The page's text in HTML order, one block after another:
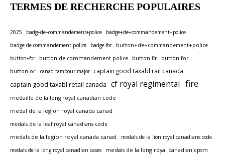
TERMES DE RECHERCHE POPULAIRES
2025 badg+de+commandement+police
badge+de+commandement+police
badge de commandement police
badge for
button+de+commandement+police
button+for
button de commandement police button fir
button for
button or
canad tambour major captain good taxabl rail canada
captain good taxabl retail canada cf royal regimental fire
medaille de la long royal canadian code
medal de la legion royal canada canad
medals de la leaf royal canadians code
medals de la legion royal canada canad
medals de la lion royal canadians code
medals de la long royal canadian cases
medals de la long royal canadian cpsm